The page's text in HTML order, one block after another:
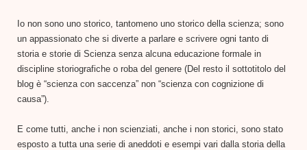
Io non sono uno storico, tantomeno uno storico della scienza; sono
un appassionato che si diverte a parlare e scrivere ogni tanto di
storia e storie di Scienza senza alcuna educazione formale in
discipline storiografiche o roba del genere (Del resto il sottotitolo del
blog è “scienza con saccenza” non “scienza con cognizione di
causa”).
E come tutti, anche i non scienziati, anche i non storici, sono stato
esposto a tutta una serie di aneddoti e esempi vari dalla storia della